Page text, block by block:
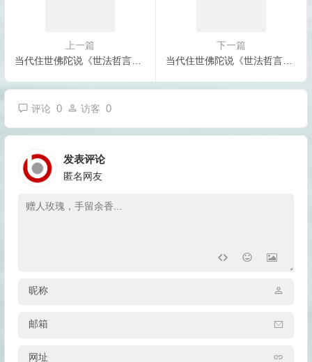
上一篇
当代住世佛陀说《世法哲言》(36~40)
下一篇
当代住世佛陀说《世法哲言》(46~50)
评论 0 访客 0
发表评论
匿名网友
昵称
邮箱
网址